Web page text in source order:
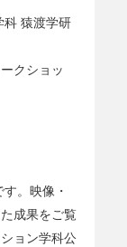
科 猿渡学研
クショッ
。映像・
成果をご覧
ョン学科公